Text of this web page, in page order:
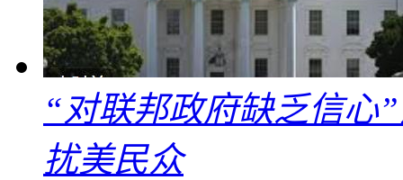
“对联邦政府缺乏信心
扰美民众